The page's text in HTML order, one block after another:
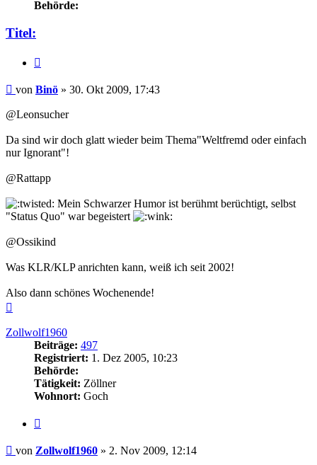
Behörde:
Titel:
Beitrag
von Binö » 30. Okt 2009, 17:43
@Leonsucher
Da sind wir doch glatt wieder beim Thema"Weltfremd oder einfach
nur Ignorant"!
@Rattapp
Mein Schwarzer Humor ist berühmt berüchtigt, selbst
"Status Quo" war begeistert
@Ossikind
Was KLR/KLP anrichten kann, weiß ich seit 2002!
Also dann schönes Wochenende!
Zollwolf1960
Beiträge: 497
Registriert: 1. Dez 2005, 10:23
Behörde:
Tätigkeit: Zöllner
Wohnort: Goch
Beitrag
von Zollwolf1960 » 2. Nov 2009, 12:14